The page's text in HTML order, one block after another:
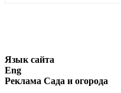
Язык сайта
Eng
Реклама Сада и огорода